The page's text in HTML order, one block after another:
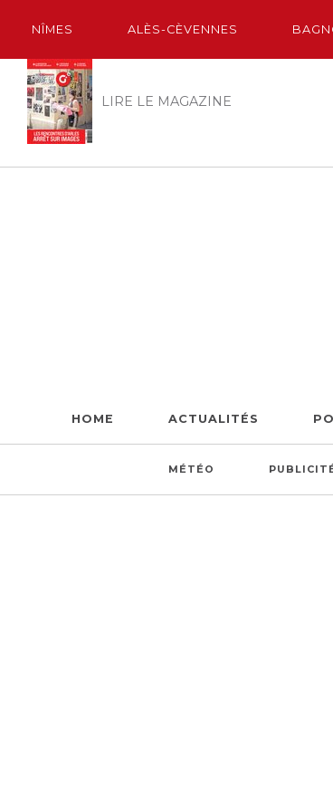
NÎMES ALÈS-CÈVENNES
LIRE LE MAGAZINE
HOME ACTUALITÉS
MÉTÉO